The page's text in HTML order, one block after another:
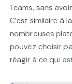
Teams, sans
C’est similaire à
nombreuses
pouvez choisir
réagir à ce qui